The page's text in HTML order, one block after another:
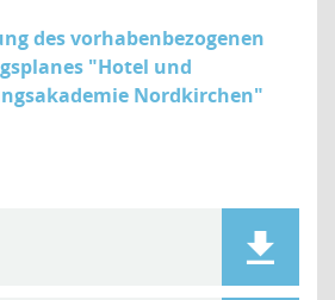
des vorhabenbezogenen
"Hotel und
Nordkirchen"